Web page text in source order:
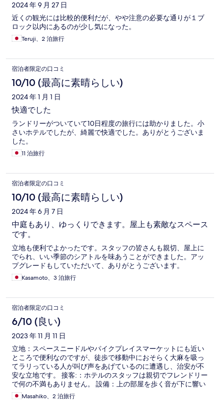
2024 年 9 月 27 日
近くの観光には比較的便利だが、やや注意の必要な通りが１ブ
ロック以内にあるのが少し気になった。
Teruji、2 泊旅行
宿泊者限定の口コミ
10/10 (最高に素晴らしい)
2024 年 1 月 1 日
快適でした
ランドリーがついていて10日程度の旅行には助かりました。小
さいホテルでしたが、綺麗で快適でした。ありがとうございま
した。
11 泊旅行
宿泊者限定の口コミ
10/10 (最高に素晴らしい)
2024 年 6 月 7 日
中庭もあり、ゆっくりできます。屋上も素敵なスペース
です。
立地も便利でよかったです。スタッフの皆さんも親切、屋上に
でられ、いい季節のシアトルを味あうことができました。アッ
プグレードもしていただいて、ありがとうございます。
Kasamoto、3 泊旅行
宿泊者限定の口コミ
6/10 (良い)
2023 年 11 月 11 日
立地：スペースニードルやパイクプレイスマーケットにも近い
ところで便利なのですが、徒歩で移動中におそらく大麻を吸っ
てラリっている人が叫び声をあげているのに遭遇し、治安が不
安な立地です。 接客:：ホテルのスタッフは親切でフレンドリー
で何の不満もありません。 設備：上の部屋を歩く音が下に響い
てきます。
Masahiko、2 泊旅行